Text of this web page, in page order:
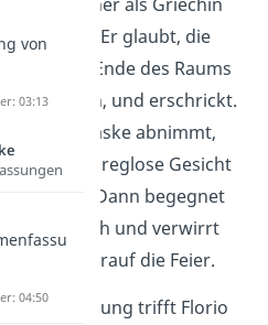
Frau. Er glaubt, die
anderen Ende des Raums
zu sehen, und erschrickt.
Frau die Maske abnimmt,
in das reglose Gesicht
. Dann begegnet
Ängstlich und verwirrt
er kurz darauf die Feier.
Planung trifft Florio
von
03:13
04:50